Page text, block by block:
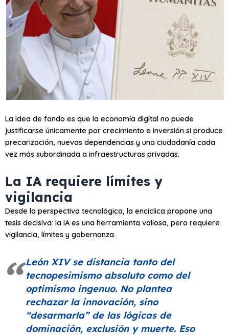
La idea de fondo es que la economía digital no puede
justificarse únicamente por crecimiento e inversión si produce
precarización, nuevas dependencias y una ciudadanía cada
vez más subordinada a infraestructuras privadas.
La IA requiere límites y
vigilancia
Desde la perspectiva tecnológica, la encíclica propone una
tesis decisiva: la IA es una herramienta valiosa, pero requiere
vigilancia, límites y gobernanza.
León XIV se distancia tanto del
tecnopesimismo absoluto como del
optimismo ingenuo. No plantea
rechazar la innovación, sino
“desarmarla”de las lógicas de
dominación, exclusión y muerte. Eso